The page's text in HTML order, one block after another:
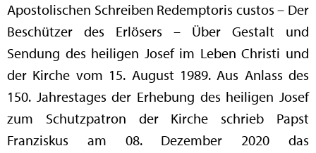
Apostolischen Schreiben Redemptoris custos – Der
Beschützer des Erlösers – Über Gestalt und
Sendung des heiligen Josef im Leben Christi und
der Kirche vom 15. August 1989. Aus Anlass des
150. Jahrestages der Erhebung des heiligen Josef
zum Schutzpatron der Kirche schrieb Papst
Franziskus am 08. Dezember 2020 das